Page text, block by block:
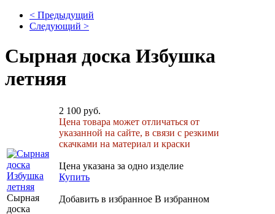
< Предыдущий
Следующий >
Сырная доска Избушка
летняя
Сырная
доска
2 100 руб.
Цена товара может отличаться от
указанной на сайте, в связи с резкими
скачками на материал и краски
Цена указана за одно изделие
Купить
Добавить в избранное В избранном